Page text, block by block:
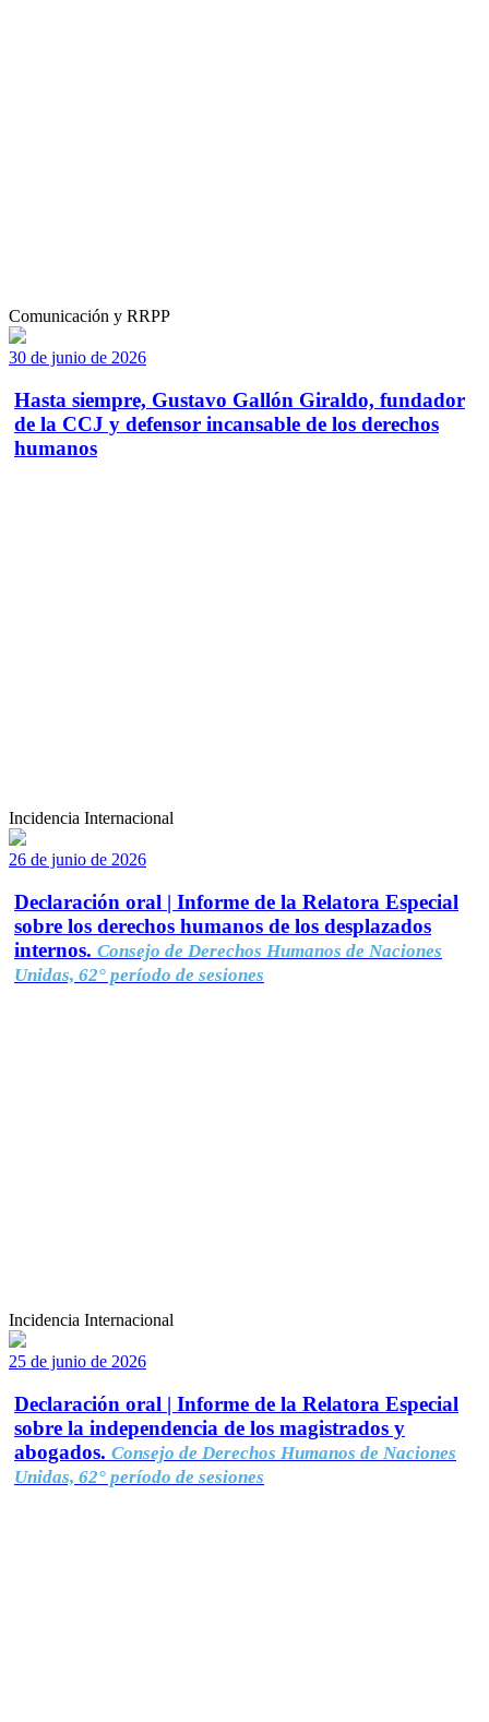
Comunicación y RRPP
30 de junio de 2026
Hasta siempre, Gustavo Gallón Giraldo, fundador
de la CCJ y defensor incansable de los derechos
humanos
Incidencia Internacional
26 de junio de 2026
Declaración oral | Informe de la Relatora Especial
sobre los derechos humanos de los desplazados
internos. Consejo de Derechos Humanos de Naciones
Unidas, 62° período de sesiones
Incidencia Internacional
25 de junio de 2026
Declaración oral | Informe de la Relatora Especial
sobre la independencia de los magistrados y
abogados. Consejo de Derechos Humanos de Naciones
Unidas, 62° período de sesiones